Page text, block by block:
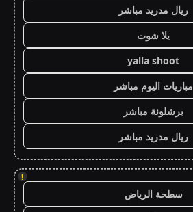
ريال مدريد مباشر
يلا شوت
yalla shoot
مباريات اليوم مباشر
برشلونة مباشر
ريال مدريد مباشر
!
سطحة الرياض